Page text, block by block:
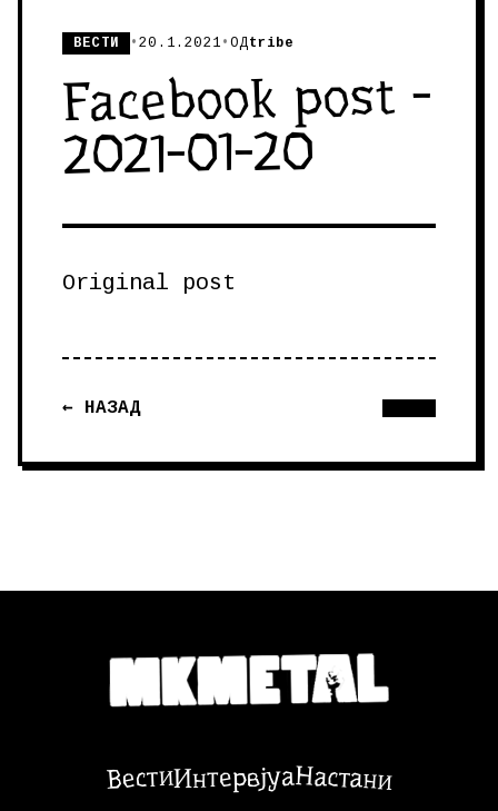
ВЕСТИ •20.1.2021 •ОДtribe
Facebook post -
2021-01-20
Original post
← НАЗАД
ВестиИнтервјуаНастани